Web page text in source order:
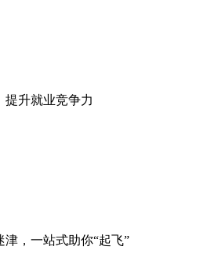
提升就业竞争力
，一站式助你“起飞”